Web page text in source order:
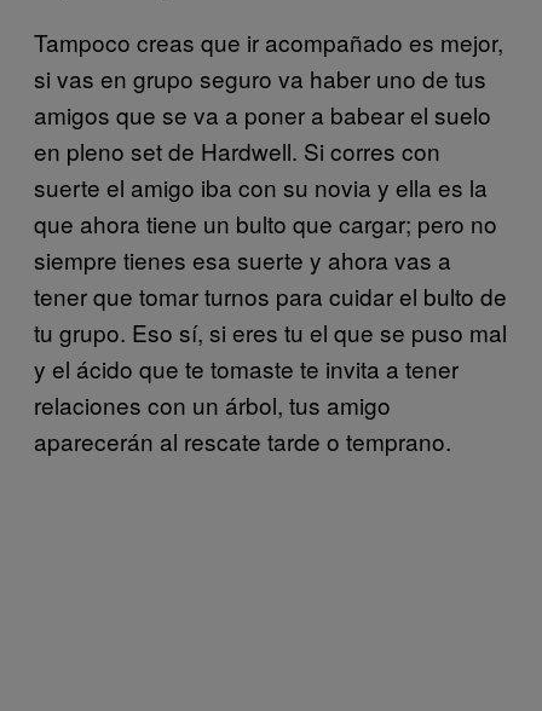
Tampoco creas que ir acompañado es mejor,
si vas en grupo seguro va haber uno de tus
amigos que se va a poner a babear el suelo
en pleno set de Hardwell. Si corres con
suerte el amigo iba con su novia y ella es la
que ahora tiene un bulto que cargar; pero no
siempre tienes esa suerte y ahora vas a
tener que tomar turnos para cuidar el bulto de
tu grupo. Eso sí, si eres tu el que se puso mal
y el ácido que te tomaste te invita a tener
relaciones con un árbol, tus amigo
aparecerán al rescate tarde o temprano.